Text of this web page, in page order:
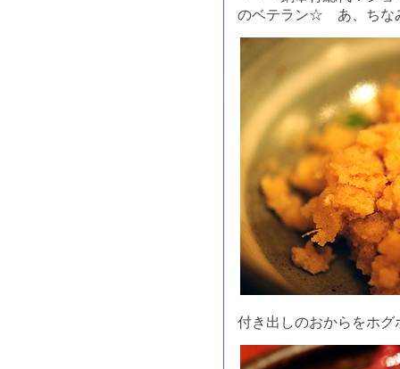
のベテラン☆ あ、ちな
付き出しのおからをホ